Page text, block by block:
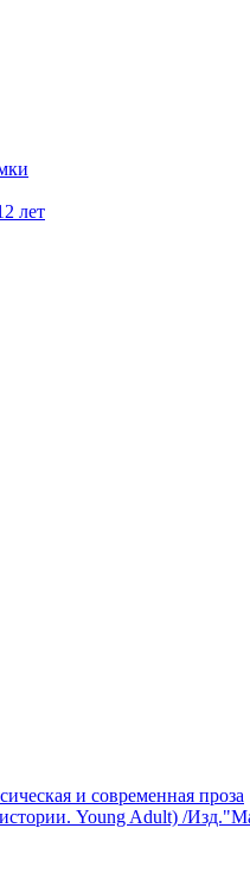
лет
и современная проза